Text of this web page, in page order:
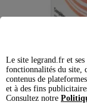
Le site legrand.fr et
fonctionnalités du site,
contenus de
et à des fins
Consultez notre